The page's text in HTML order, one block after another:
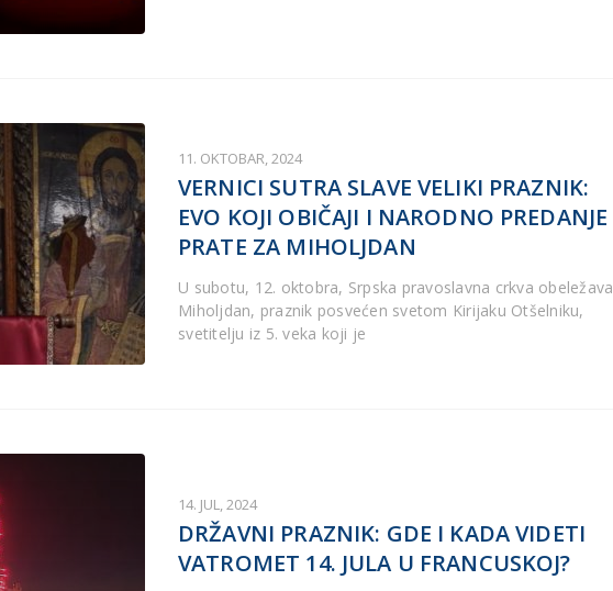
11. OKTOBAR, 2024
VERNICI SUTRA SLAVE VELIKI PRAZNIK:
EVO KOJI OBIČAJI I NARODNO PREDANJE
PRATE ZA MIHOLJDAN
U subotu, 12. oktobra, Srpska pravoslavna crkva obeležava
Miholjdan, praznik posvećen svetom Kirijaku Otšelniku,
svetitelju iz 5. veka koji je
14. JUL, 2024
DRŽAVNI PRAZNIK: GDE I KADA VIDETI
VATROMET 14. JULA U FRANCUSKOJ?